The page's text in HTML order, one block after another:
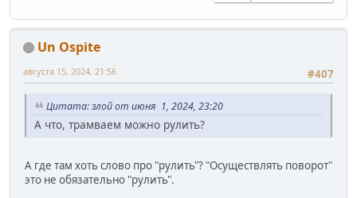
Un Ospite
#407
августа 15, 2024, 21:56
Цитата: злой от июня 1, 2024, 23:20
А что, трамваем можно рулить?
А где там хоть слово про "рулить"? "Осуществлять поворот"
это не обязательно "рулить".